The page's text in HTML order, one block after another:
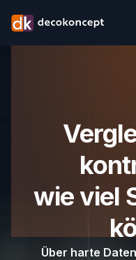
wie viel
Über harte